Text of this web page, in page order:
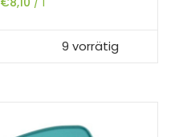
9 vorrätig